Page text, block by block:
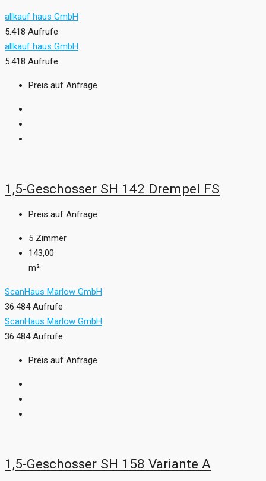
allkauf haus GmbH
5.418 Aufrufe
allkauf haus GmbH
5.418 Aufrufe
Preis auf Anfrage
1,5-Geschosser SH 142 Drempel FS
Preis auf Anfrage
5 Zimmer
143,00
m²
ScanHaus Marlow GmbH
36.484 Aufrufe
ScanHaus Marlow GmbH
36.484 Aufrufe
Preis auf Anfrage
1,5-Geschosser SH 158 Variante A